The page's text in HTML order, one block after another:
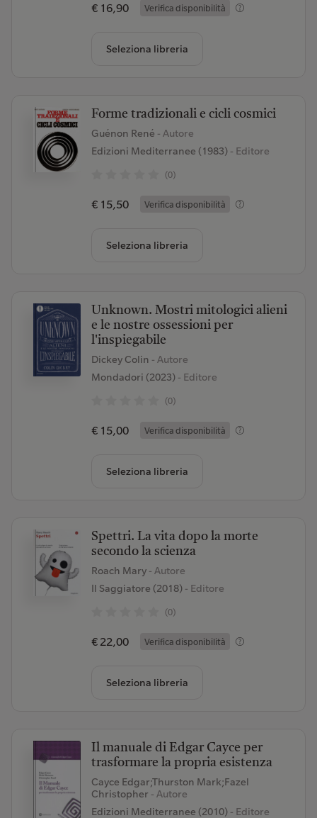
€ 16,90 Verifica disponibilità
Seleziona libreria
Forme tradizionali e cicli cosmici
Guénon René - Autore
Edizioni Mediterranee (1983)- Editore
(0)
€ 15,50 Verifica disponibilità
Seleziona libreria
Unknown. Mostri mitologici alieni
e le nostre ossessioni per
l'inspiegabile
Dickey Colin - Autore
Mondadori (2023)- Editore
(0)
€ 15,00 Verifica disponibilità
Seleziona libreria
Spettri. La vita dopo la morte
secondo la scienza
Roach Mary - Autore
Il Saggiatore (2018)- Editore
(0)
€ 22,00 Verifica disponibilità
Seleziona libreria
Il manuale di Edgar Cayce per
trasformare la propria esistenza
Cayce Edgar;Thurston Mark;Fazel
Christopher - Autore
Edizioni Mediterranee (2010)- Editore